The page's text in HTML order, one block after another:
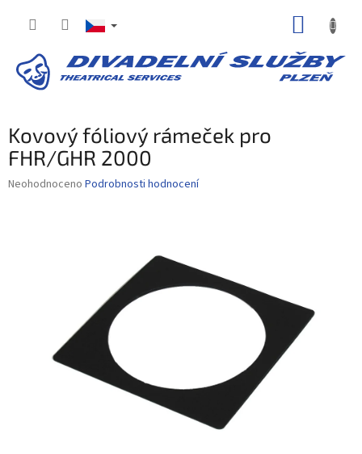
Kovový fóliový rámeček pro
FHR/GHR 2000
Průměrné
Neohodnoceno Podrobnosti hodnocení